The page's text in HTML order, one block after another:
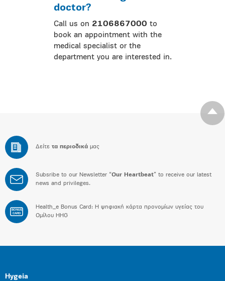
doctor?
Call us on 2106867000 to
book an appointment with the
medical specialist or the
department you are interested in.
Δείτε τα περιοδικά μας
Subsribe to our Newsletter “Our Heartbeat” to receive our latest
news and privileges.
BONUS
CARD
Health_e Bonus Card: H ψηφιακή κάρτα προνομίων υγείας του
Ομίλου HHG
Hygeia